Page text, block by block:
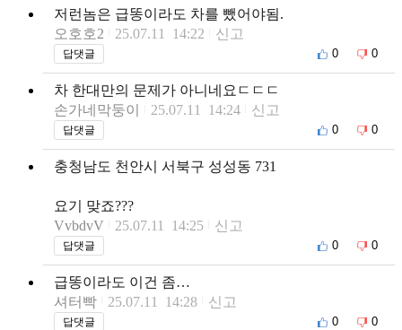
저런놈은 급똥이라도 차를 뺐어야됨.
오호호2
25.07.11 14:22 신고
답댓글 0 0
차 한대만의 문제가 아니네요ㄷㄷㄷ
손가네막둥이
25.07.11 14:24 신고
답댓글 0 0
충청남도 천안시 서북구 성성동 731
요기 맞죠???
VvbdvV
25.07.11 14:25 신고
답댓글 0 0
급똥이라도 이건 좀…
셔터빡
25.07.11 14:28 신고
답댓글 0 0